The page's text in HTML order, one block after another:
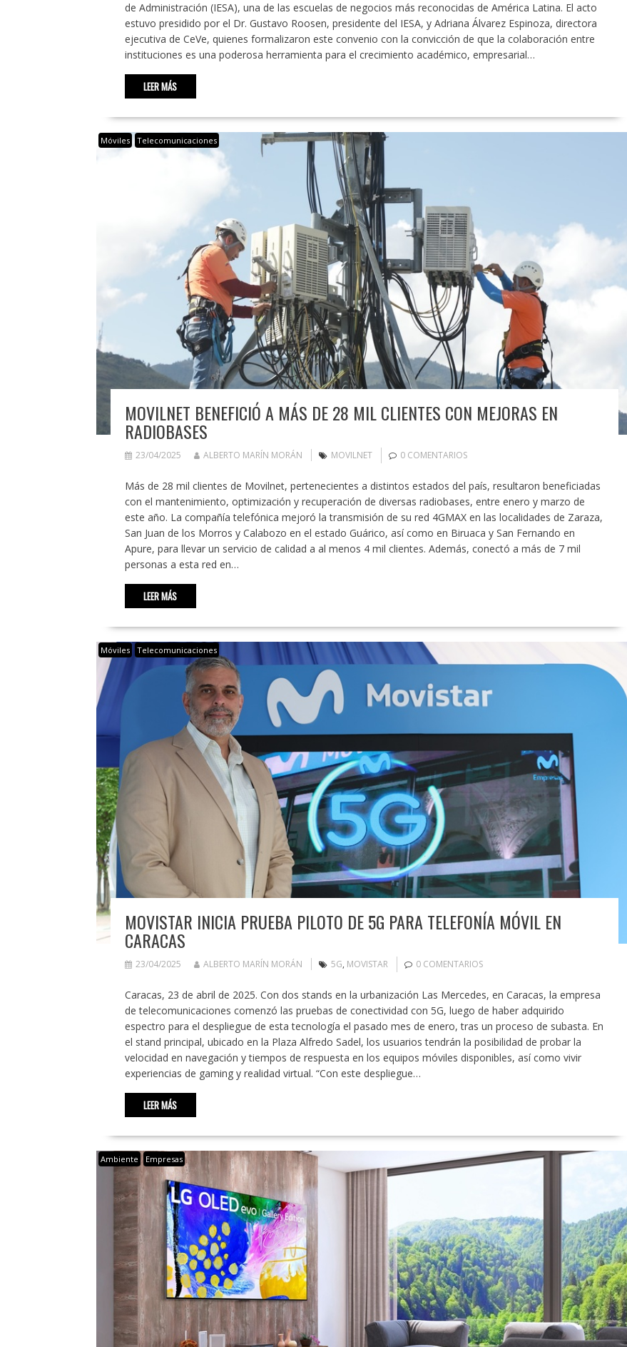
de Administración (IESA), una de las escuelas de negocios más reconocidas de América Latina. El acto
estuvo presidido por el Dr. Gustavo Roosen, presidente del IESA, y Adriana Álvarez Espinoza, directora
ejecutiva de CeVe, quienes formalizaron este convenio con la convicción de que la colaboración entre
instituciones es una poderosa herramienta para el crecimiento académico, empresarial…
LEER MÁS
Móviles Telecomunicaciones
MOVILNET BENEFICIÓ A MÁS DE 28 MIL CLIENTES CON MEJORAS EN
RADIOBASES
23/04/2025 ALBERTO MARÍN MORÁN MOVILNET 0 COMENTARIOS
Más de 28 mil clientes de Movilnet, pertenecientes a distintos estados del país, resultaron beneficiadas
con el mantenimiento, optimización y recuperación de diversas radiobases, entre enero y marzo de
este año. La compañía telefónica mejoró la transmisión de su red 4GMAX en las localidades de Zaraza,
San Juan de los Morros y Calabozo en el estado Guárico, así como en Biruaca y San Fernando en
Apure, para llevar un servicio de calidad a al menos 4 mil clientes. Además, conectó a más de 7 mil
personas a esta red en…
LEER MÁS
Móviles Telecomunicaciones
MOVISTAR INICIA PRUEBA PILOTO DE 5G PARA TELEFONÍA MÓVIL EN
CARACAS
23/04/2025 ALBERTO MARÍN MORÁN 5G, MOVISTAR 0 COMENTARIOS
Caracas, 23 de abril de 2025. Con dos stands en la urbanización Las Mercedes, en Caracas, la empresa
de telecomunicaciones comenzó las pruebas de conectividad con 5G, luego de haber adquirido
espectro para el despliegue de esta tecnología el pasado mes de enero, tras un proceso de subasta. En
el stand principal, ubicado en la Plaza Alfredo Sadel, los usuarios tendrán la posibilidad de probar la
velocidad en navegación y tiempos de respuesta en los equipos móviles disponibles, así como vivir
experiencias de gaming y realidad virtual. “Con este despliegue…
LEER MÁS
Ambiente Empresas